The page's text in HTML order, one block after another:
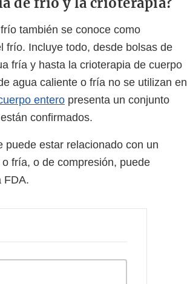
también se conoce como
frío. Incluye todo, desde bolsas de
fría y hasta la crioterapia de cuerpo
agua caliente o fría no se utilizan en
entero presenta un conjunto
confirmados.
puede estar relacionado con un
fría, o de compresión, puede
FDA.